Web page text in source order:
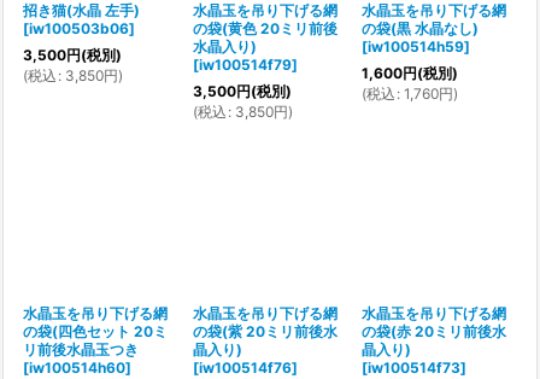
招き猫(水晶 左手)
[iw100503b06]
3,500円(税別)
(税込 : 3,850円)
水晶玉を吊り下げる網
の袋(黄色 20ミリ前後
水晶入り)
[iw100514f79]
3,500円(税別)
(税込 : 3,850円)
水晶玉を吊り下げる網
の袋(黒 水晶なし)
[iw100514h59]
1,600円(税別)
(税込 : 1,760円)
水晶玉を吊り下げる網
の袋(四色セット 20ミ
リ前後水晶玉つき
[iw100514h60]
水晶玉を吊り下げる網
の袋(紫 20ミリ前後水
晶入り)
[iw100514f76]
水晶玉を吊り下げる網
の袋(赤 20ミリ前後水
晶入り)
[iw100514f73]